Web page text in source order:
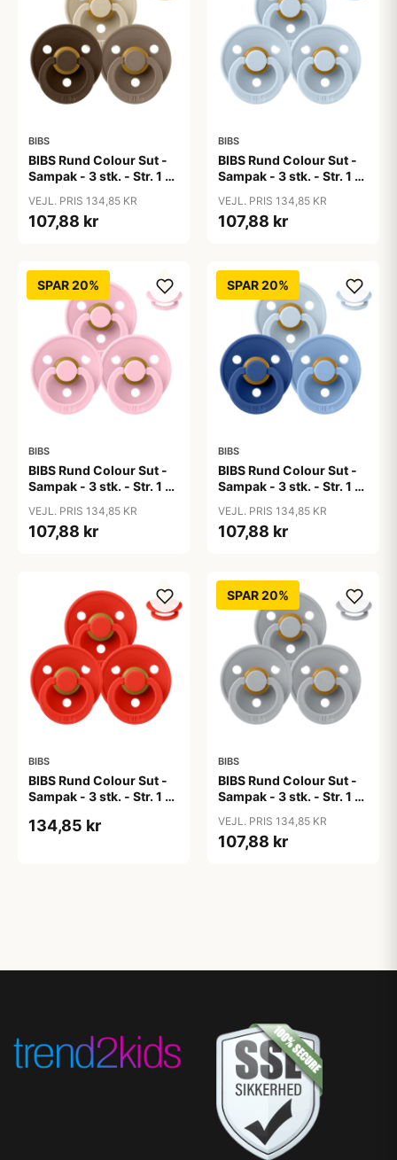
BIBS
BIBS Rund Colour Sut -
Sampak - 3 stk. - Str. 1 -
VEJL. PRIS 134,85 KR
107,88 kr
BIBS
BIBS Rund Colour Sut -
Sampak - 3 stk. - Str. 1 -
VEJL. PRIS 134,85 KR
107,88 kr
SPAR 20%
BIBS
BIBS Rund Colour Sut -
Sampak - 3 stk. - Str. 1 -
VEJL. PRIS 134,85 KR
107,88 kr
SPAR 20%
BIBS
BIBS Rund Colour Sut -
Sampak - 3 stk. - Str. 1 -
VEJL. PRIS 134,85 KR
107,88 kr
BIBS
BIBS Rund Colour Sut -
Sampak - 3 stk. - Str. 1 -
134,85 kr
SPAR 20%
BIBS
BIBS Rund Colour Sut -
Sampak - 3 stk. - Str. 1 -
VEJL. PRIS 134,85 KR
107,88 kr